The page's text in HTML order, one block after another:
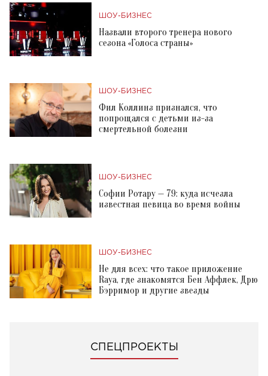
ШОУ-БИЗНЕС
Назвали второго тренера нового
сезона «Голоса страны»
ШОУ-БИЗНЕС
Фил Коллинз признался, что
попрощался с детьми из-за
смертельной болезни
ШОУ-БИЗНЕС
Софии Ротару — 79: куда исчезла
известная певица во время войны
ШОУ-БИЗНЕС
Не для всех: что такое приложение
Raya, где знакомятся Бен Аффлек, Дрю
Бэрримор и другие звезды
СПЕЦПРОЕКТЫ